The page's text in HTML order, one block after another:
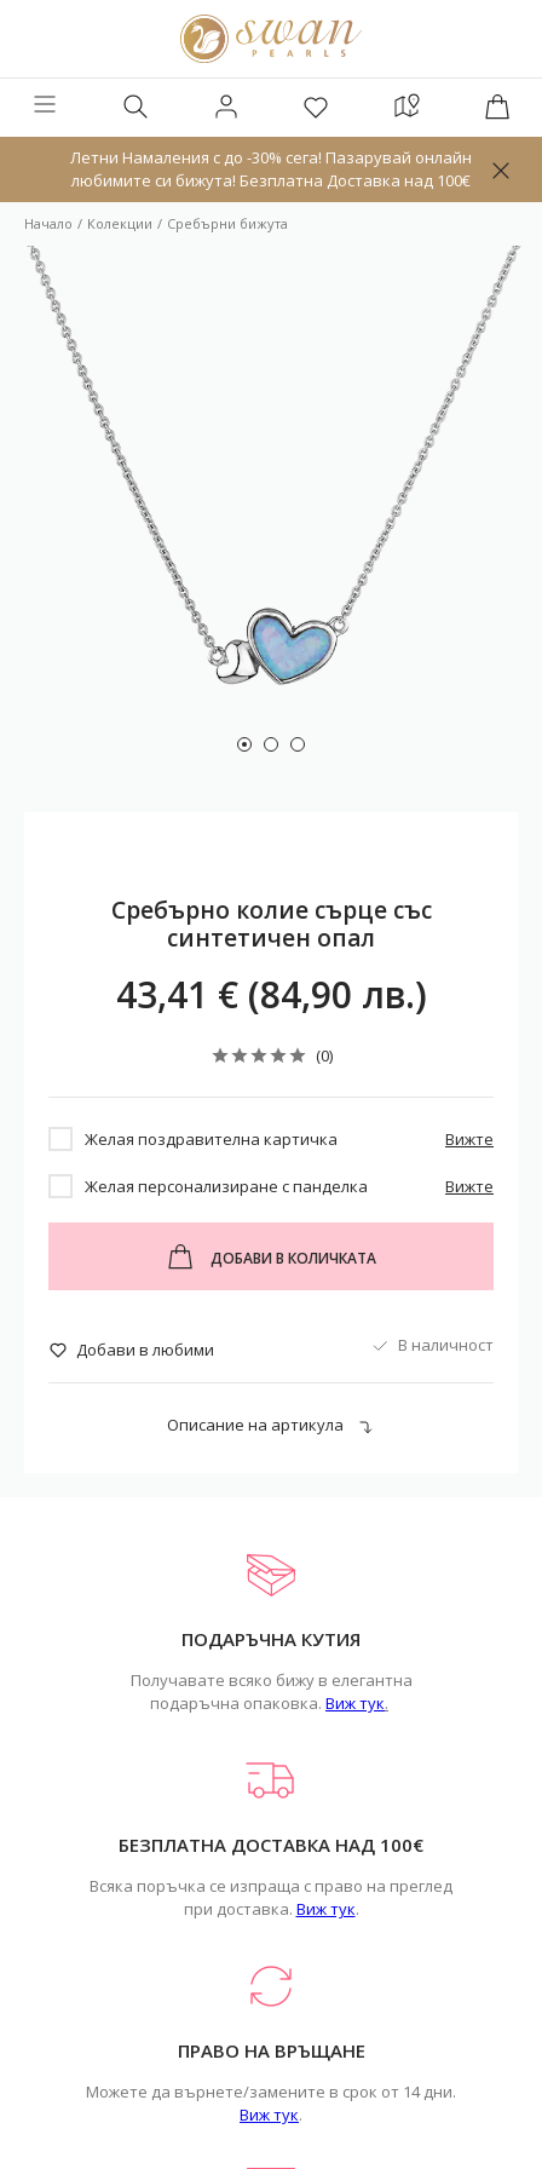
Летни Намаления с до -30% сега! Пазарувай онлайн
любимите си бижута! Безплатна Доставка над 100€
Начало Колекции Сребърни бижута
Сребърно колие сърце със
синтетичен опал
43,41 € (84,90 лв.)
(0)
Желая поздравителна картичка Вижте
Желая персонализиране с панделка Вижте
ДОБАВИ В КОЛИЧКАТА
Добави в любими В наличност
Описание на артикула
ПОДАРЪЧНА КУТИЯ
Получавате всяко бижу в елегантна
подаръчна опаковка. Виж тук.
БЕЗПЛАТНА ДОСТАВКА НАД 100€
Всяка поръчка се изпраща с право на преглед
при доставка. Виж тук.
ПРАВО НА ВРЪЩАНЕ
Можете да върнете/замените в срок от 14 дни.
Виж тук.